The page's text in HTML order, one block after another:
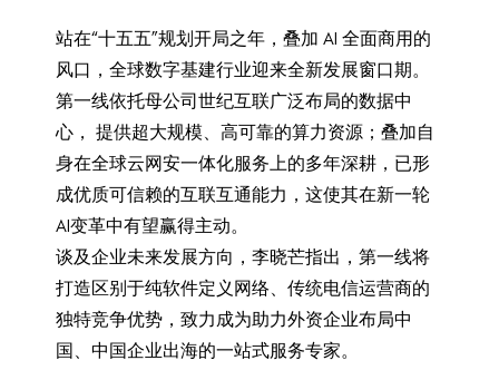
站在“十五五”规划开局之年，叠加 AI 全面商用的
风口，全球数字基建行业迎来全新发展窗口期。
第一线依托母公司世纪互联广泛布局的数据中
心， 提供超大规模、高可靠的算力资源；叠加自
身在全球云网安一体化服务上的多年深耕，已形
成优质可信赖的互联互通能力，这使其在新一轮
AI变革中有望赢得主动。
谈及企业未来发展方向，李晓芒指出，第一线将
打造区别于纯软件定义网络、传统电信运营商的
独特竞争优势，致力成为助力外资企业布局中
国、中国企业出海的一站式服务专家。